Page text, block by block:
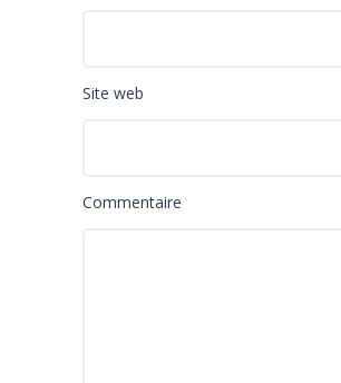
Site web
Commentaire